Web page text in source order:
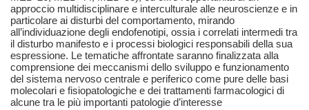
approccio multidisciplinare e interculturale alle neuroscienze e in
particolare ai disturbi del comportamento, mirando
all’individuazione degli endofenotipi, ossia i correlati intermedi tra
il disturbo manifesto e i processi biologici responsabili della sua
espressione. Le tematiche affrontate saranno finalizzata alla
comprensione dei meccanismi dello sviluppo e funzionamento
del sistema nervoso centrale e periferico come pure delle basi
molecolari e fisiopatologiche e dei trattamenti farmacologici di
alcune tra le più importanti patologie d’interesse